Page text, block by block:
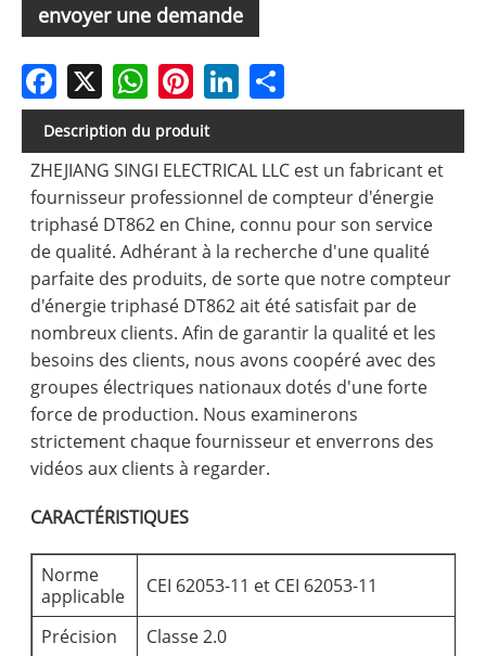
envoyer une demande
Facebook WhatsAppPinterestLinkedIn
Description du produit
ZHEJIANG SINGI ELECTRICAL LLC est un fabricant et
fournisseur professionnel de compteur d'énergie
triphasé DT862 en Chine, connu pour son service
de qualité. Adhérant à la recherche d'une qualité
parfaite des produits, de sorte que notre compteur
d'énergie triphasé DT862 ait été satisfait par de
nombreux clients. Afin de garantir la qualité et les
besoins des clients, nous avons coopéré avec des
groupes électriques nationaux dotés d'une forte
force de production. Nous examinerons
strictement chaque fournisseur et enverrons des
vidéos aux clients à regarder.
CARACTÉRISTIQUES
Norme
applicable
CEI 62053-11 et CEI 62053-11
Précision Classe 2.0